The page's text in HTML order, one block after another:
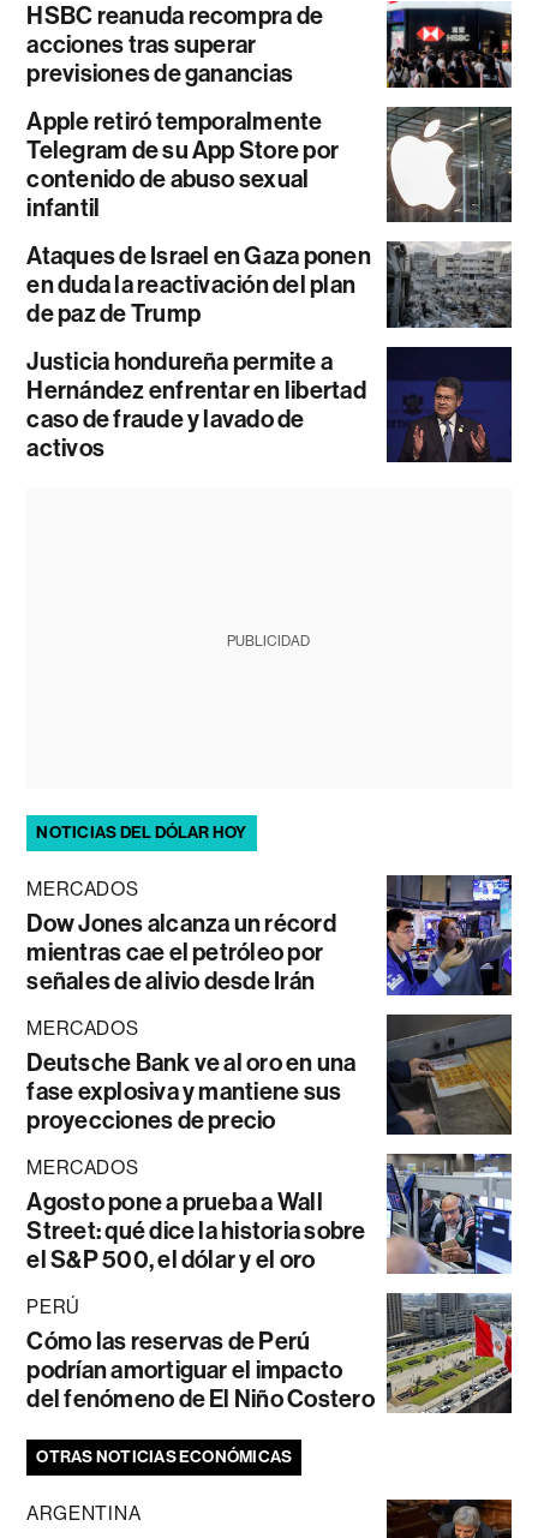
HSBC reanuda recompra de
acciones tras superar
previsiones de ganancias
Apple retiró temporalmente
Telegram de su App Store por
contenido de abuso sexual
infantil
Ataques de Israel en Gaza ponen
en duda la reactivación del plan
de paz de Trump
Justicia hondureña permite a
Hernández enfrentar en libertad
caso de fraude y lavado de
activos
PUBLICIDAD
NOTICIAS DEL DÓLAR HOY
MERCADOS
Dow Jones alcanza un récord
mientras cae el petróleo por
señales de alivio desde Irán
MERCADOS
Deutsche Bank ve al oro en una
fase explosiva y mantiene sus
proyecciones de precio
MERCADOS
Agosto pone a prueba a Wall
Street: qué dice la historia sobre
el S&P 500, el dólar y el oro
PERÚ
Cómo las reservas de Perú
podrían amortiguar el impacto
del fenómeno de El Niño Costero
OTRAS NOTICIAS ECONÓMICAS
ARGENTINA